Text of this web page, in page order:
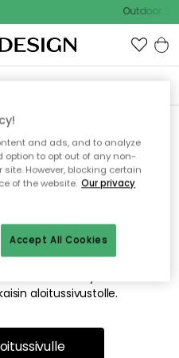
Outdoor
löydä
sivua
ei enää ole tai siitä, että se
tästä mahdollisesti
aloitussivustolle.
and ads, and to analyze
option to opt out of any non-
However, blocking certain
of the website. Our privacy
Accept All Cookies